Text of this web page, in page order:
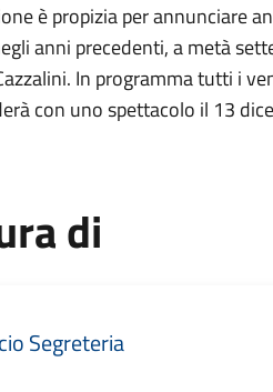
è propizia per annunciare
anni precedenti, a metà
In programma tutti i
con uno spettacolo il 13
di
Segreteria